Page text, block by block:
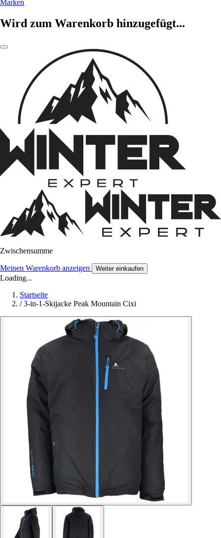
Marken
Wird zum Warenkorb hinzugefügt...
Zwischensumme
Meinen Warenkorb anzeigen Weiter einkaufen
Loading...
Startseite
/ 3-in-1-Skijacke Peak Mountain Cixi